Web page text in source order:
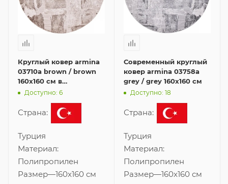
Круглый ковер armina
03710a brown / brown
160x160 см в
современном стиле
Доступно: 6
Страна:
Турция
Материал:
Полипропилен
Размер—160x160 см
Современный круглый
ковер armina 03758a
grey / grey 160x160 см
Доступно: 18
Страна:
Турция
Материал:
Полипропилен
Размер—160x160 см